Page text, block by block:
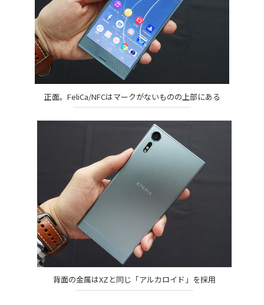
正面。FeliCa/NFCはマークがないものの上部にある
背面の金属はXZと同じ「アルカロイド」を採用